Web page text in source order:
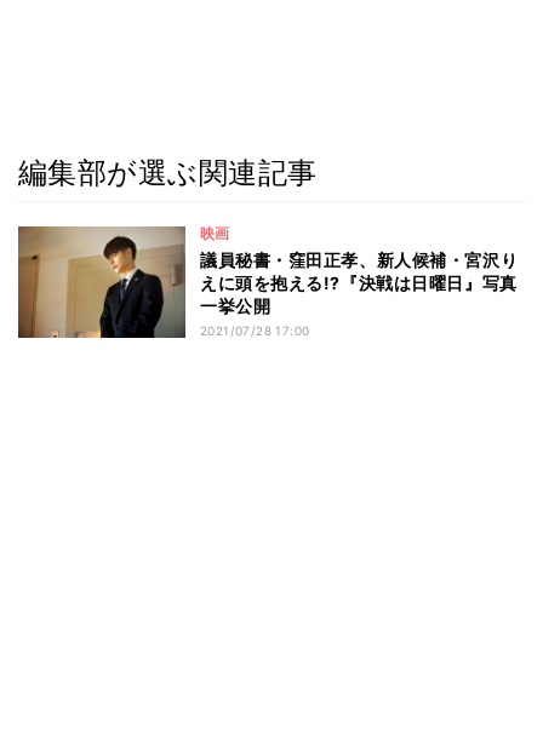
編集部が選ぶ関連記事
映画
議員秘書・窪田正孝、新人候補・宮沢り
えに頭を抱える!?『決戦は日曜日』写真
一挙公開
2021/07/28 17:00